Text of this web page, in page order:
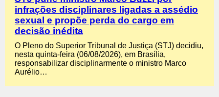
infrações disciplinares ligadas a assédio
sexual e propõe perda do cargo em
decisão inédita
O Pleno do Superior Tribunal de Justiça (STJ) decidiu,
nesta quinta-feira (06/08/2026), em Brasília,
responsabilizar disciplinarmente o ministro Marco
Aurélio…